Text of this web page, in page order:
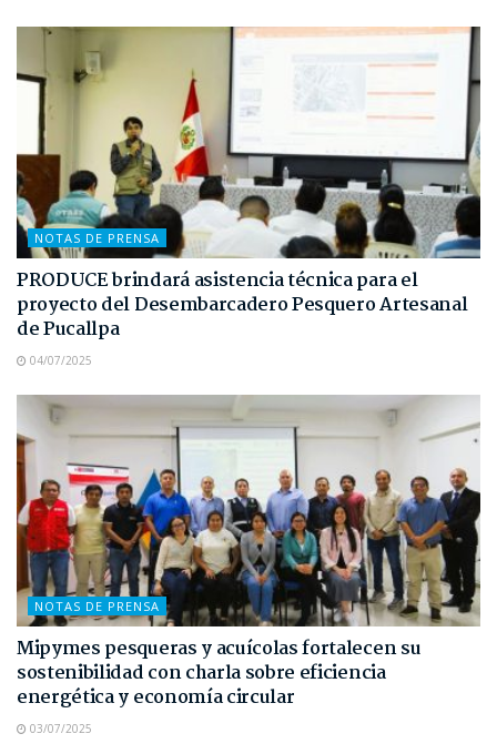
NOTAS DE PRENSA
PRODUCE brindará asistencia técnica para el
proyecto del Desembarcadero Pesquero Artesanal
de Pucallpa
04/07/2025
NOTAS DE PRENSA
Mipymes pesqueras y acuícolas fortalecen su
sostenibilidad con charla sobre eficiencia
energética y economía circular
03/07/2025